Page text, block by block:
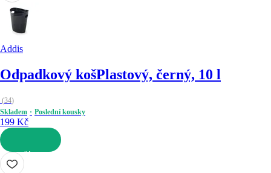
Addis
Odpadkový košPlastový, černý, 10 l
(34)
Skladem
Poslední kousky
199 Kč
DO KOŠÍKU